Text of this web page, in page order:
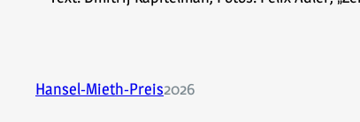
Hansel-Mieth-Preis2026